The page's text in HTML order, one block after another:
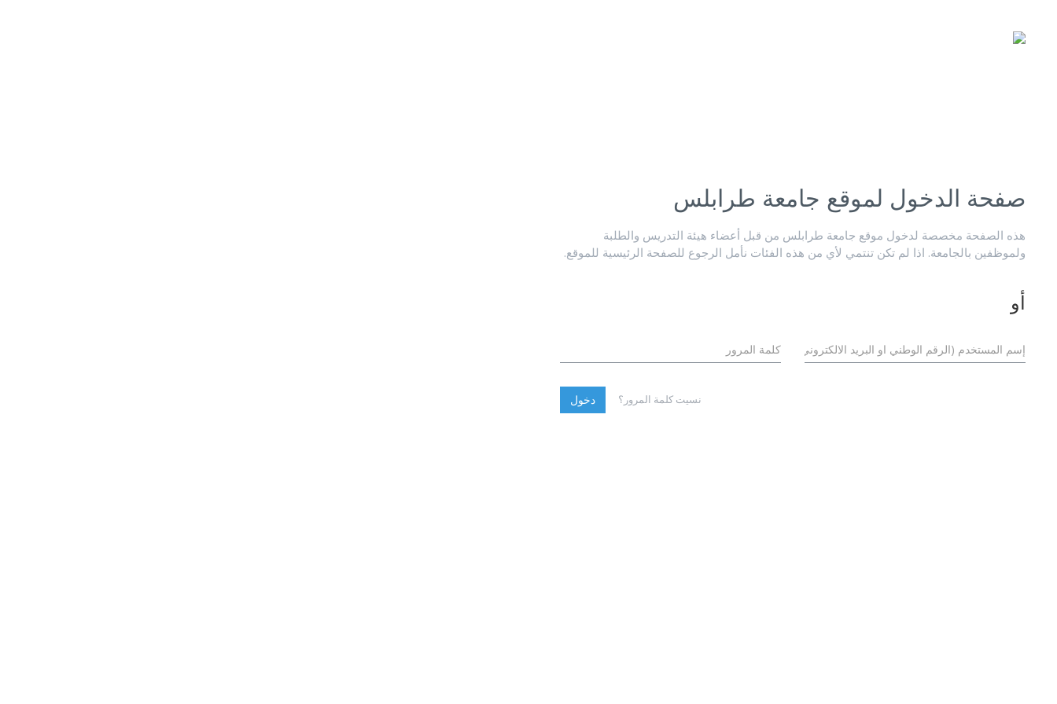
صفحة الدخول لموقع جامعة طرابلس
هذه الصفحة مخصصة لدخول موقع جامعة طرابلس من قبل أعضاء هيئة التدريس والطلبة
ولموظفين بالجامعة. اذا لم تكن تنتمي لأي من هذه الفئات نأمل الرجوع للصفحة الرئيسية للموقع.
أو
نسيت كلمة المرور؟ دخول